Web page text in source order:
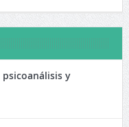
psicoanálisis y